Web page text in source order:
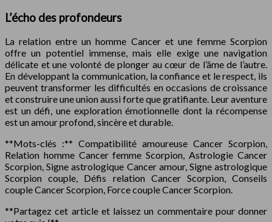
L’écho des profondeurs
La relation entre un homme Cancer et une femme Scorpion
offre un potentiel immense, mais elle exige une navigation
délicate et une volonté de plonger au cœur de l’âme de l’autre.
En développant la communication, la confiance et le respect, ils
peuvent transformer les difficultés en occasions de croissance
et construire une union aussi forte que gratifiante. Leur aventure
est un défi, une exploration émotionnelle dont la récompense
est un amour profond, sincère et durable.
**Mots-clés :** Compatibilité amoureuse Cancer Scorpion,
Relation homme Cancer femme Scorpion, Astrologie Cancer
Scorpion, Signe astrologique Cancer amour, Signe astrologique
Scorpion couple, Défis relation Cancer Scorpion, Conseils
couple Cancer Scorpion, Force couple Cancer Scorpion.
**Partagez cet article et laissez un commentaire pour donner